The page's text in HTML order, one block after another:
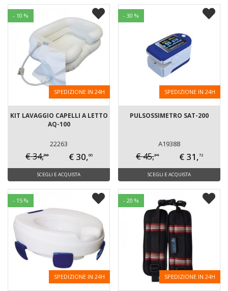
- 10 %
SPEDIZIONE IN 24H
KIT LAVAGGIO CAPELLI A LETTO
AQ-100
22263
€ 34,00 € 30,60
SCEGLI E ACQUISTA
- 30 %
SPEDIZIONE IN 24H
PULSOSSIMETRO SAT-200
A19388
€ 45,31 € 31,72
SCEGLI E ACQUISTA
- 15 %
SPEDIZIONE IN 24H
- 20 %
SPEDIZIONE IN 24H